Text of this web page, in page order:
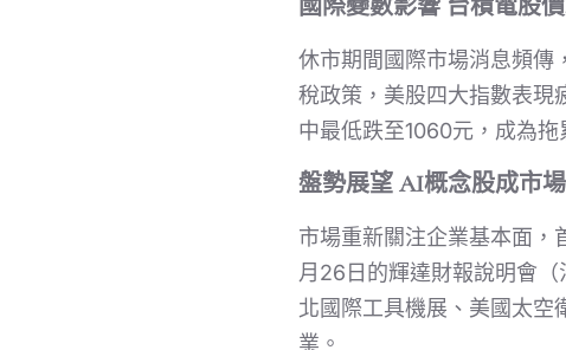
國際變數影響 台積電股
休市期間國際市場消息頻傳
稅政策，美股四大指數表現
中最低跌至1060元，成為拖
盤勢展望 AI概念股成市
市場重新關注企業基本面，
月26日的輝達財報說明會
北國際工具機展、美國太空
業。